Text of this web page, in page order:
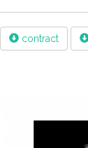
contract